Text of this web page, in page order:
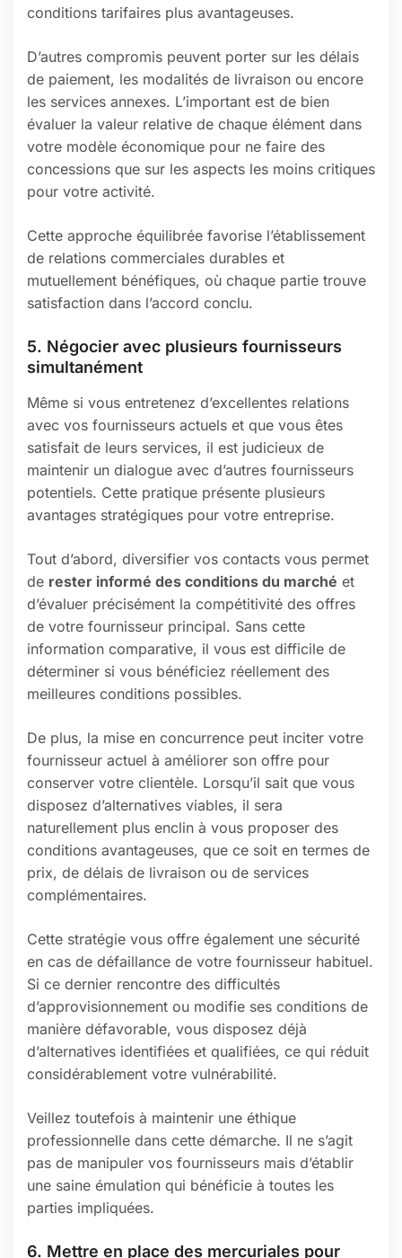
conditions tarifaires plus avantageuses.
D’autres compromis peuvent porter sur les délais
de paiement, les modalités de livraison ou encore
les services annexes. L’important est de bien
évaluer la valeur relative de chaque élément dans
votre modèle économique pour ne faire des
concessions que sur les aspects les moins critiques
pour votre activité.
Cette approche équilibrée favorise l’établissement
de relations commerciales durables et
mutuellement bénéfiques, où chaque partie trouve
satisfaction dans l’accord conclu.
5. Négocier avec plusieurs fournisseurs
simultanément
Même si vous entretenez d’excellentes relations
avec vos fournisseurs actuels et que vous êtes
satisfait de leurs services, il est judicieux de
maintenir un dialogue avec d’autres fournisseurs
potentiels. Cette pratique présente plusieurs
avantages stratégiques pour votre entreprise.
Tout d’abord, diversifier vos contacts vous permet
de rester informé des conditions du marché et
d’évaluer précisément la compétitivité des offres
de votre fournisseur principal. Sans cette
information comparative, il vous est difficile de
déterminer si vous bénéficiez réellement des
meilleures conditions possibles.
De plus, la mise en concurrence peut inciter votre
fournisseur actuel à améliorer son offre pour
conserver votre clientèle. Lorsqu’il sait que vous
disposez d’alternatives viables, il sera
naturellement plus enclin à vous proposer des
conditions avantageuses, que ce soit en termes de
prix, de délais de livraison ou de services
complémentaires.
Cette stratégie vous offre également une sécurité
en cas de défaillance de votre fournisseur habituel.
Si ce dernier rencontre des difficultés
d’approvisionnement ou modifie ses conditions de
manière défavorable, vous disposez déjà
d’alternatives identifiées et qualifiées, ce qui réduit
considérablement votre vulnérabilité.
Veillez toutefois à maintenir une éthique
professionnelle dans cette démarche. Il ne s’agit
pas de manipuler vos fournisseurs mais d’établir
une saine émulation qui bénéficie à toutes les
parties impliquées.
6. Mettre en place des mercuriales pour